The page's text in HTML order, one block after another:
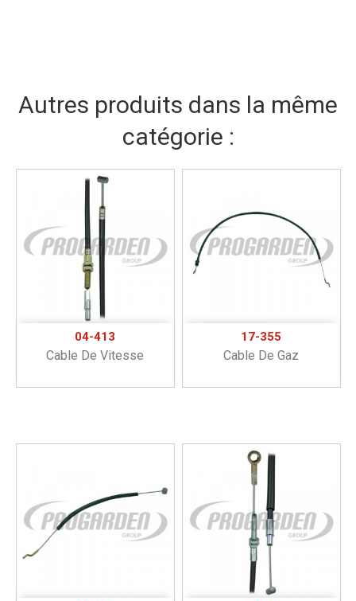
Autres produits dans la même
catégorie :
04-413
Cable De Vitesse
17-355
Cable De Gaz